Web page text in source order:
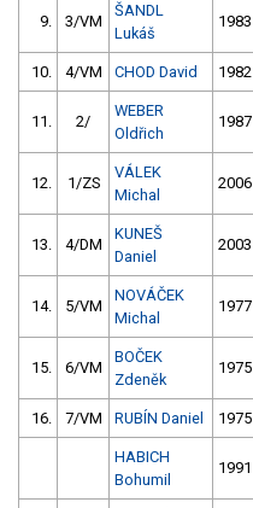
9. 3/VM
ŠANDL
Lukáš
1983
10. 4/VM CHOD David 1982
11. 2/
WEBER
Oldřich
1987
12. 1/ZS
VÁLEK
Michal
2006
13. 4/DM
KUNEŠ
Daniel
2003
14. 5/VM
NOVÁČEK
Michal
1977
15. 6/VM
BOČEK
Zdeněk
1975
16. 7/VM RUBÍN Daniel 1975
HABICH
Bohumil
1991